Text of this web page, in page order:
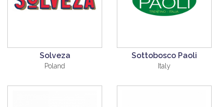
Solveza
Poland
Sottobosco Paoli
Italy